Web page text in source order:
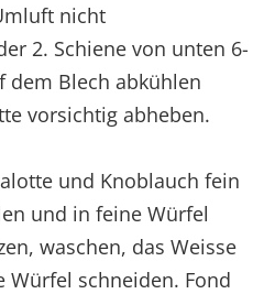
nicht
2. Schiene von unten 6-
dem Blech abkühlen
vorsichtig abheben.
und Knoblauch fein
und in feine Würfel
waschen, das Weisse
schneiden. Fond